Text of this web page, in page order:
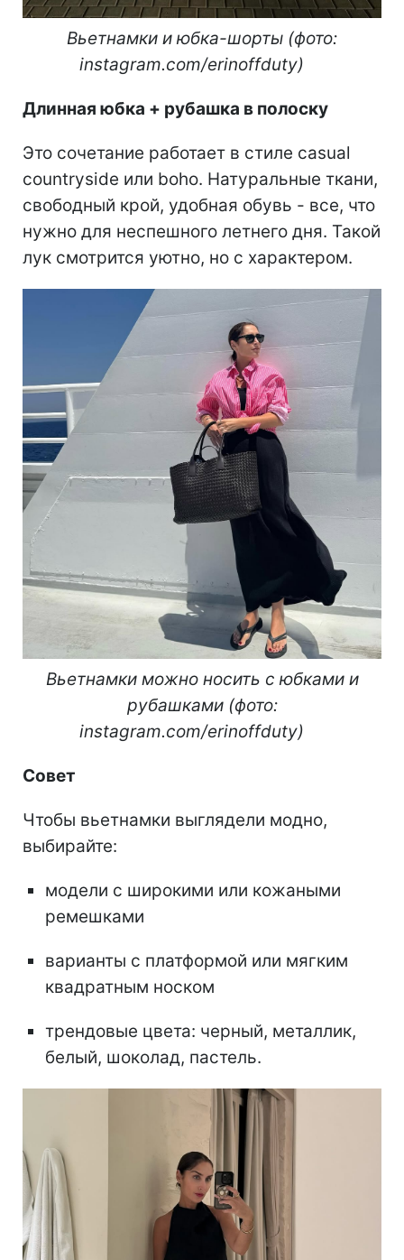
Вьетнамки и юбка-шорты (фото:
instagram.com/erinoffduty)
Длинная юбка + рубашка в полоску
Это сочетание работает в стиле casual
countryside или boho. Натуральные ткани,
свободный крой, удобная обувь - все, что
нужно для неспешного летнего дня. Такой
лук смотрится уютно, но с характером.
Вьетнамки можно носить с юбками и
рубашками (фото:
instagram.com/erinoffduty)
Совет
Чтобы вьетнамки выглядели модно,
выбирайте:
модели с широкими или кожаными
ремешками
варианты с платформой или мягким
квадратным носком
трендовые цвета: черный, металлик,
белый, шоколад, пастель.